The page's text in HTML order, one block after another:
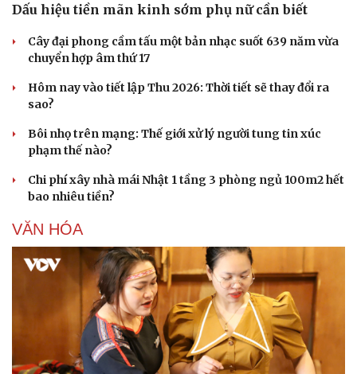
Dấu hiệu tiền mãn kinh sớm phụ nữ cần biết
Cây đại phong cầm tấu một bản nhạc suốt 639 năm vừa
chuyển hợp âm thứ 17
Hôm nay vào tiết lập Thu 2026: Thời tiết sẽ thay đổi ra
sao?
Bôi nhọ trên mạng: Thế giới xử lý người tung tin xúc
phạm thế nào?
Chi phí xây nhà mái Nhật 1 tầng 3 phòng ngủ 100m2 hết
bao nhiêu tiền?
VĂN HÓA